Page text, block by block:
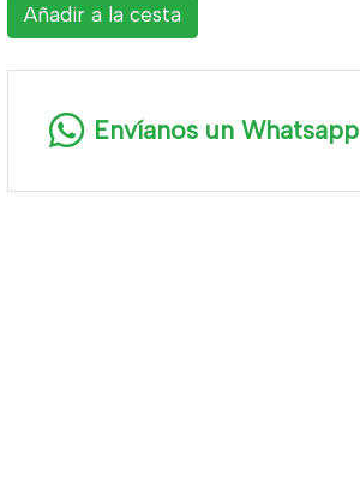
Añadir a la cesta
Envíanos un Whatsapp